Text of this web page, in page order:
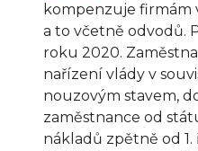
kompenzuje firmám
a to včetně odvodů.
roku 2020.
nařízení vlády v
nouzovým stavem,
zaměstnance od
nákladů zpětně od 1.